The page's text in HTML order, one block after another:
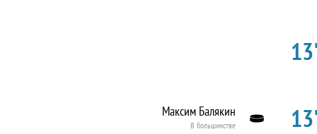
Максим Балякин
В большинстве